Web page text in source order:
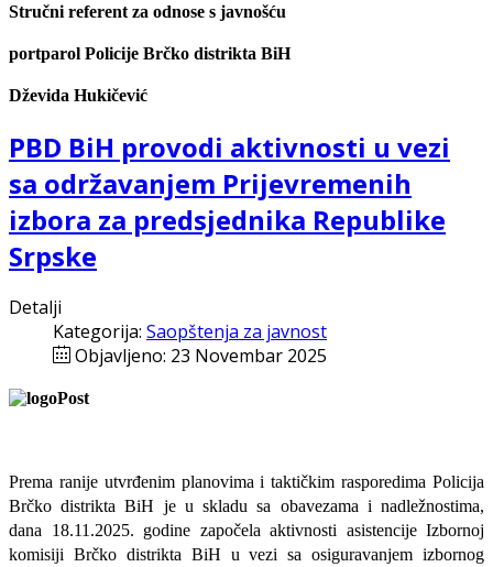
Stručni referent za odnose s javnošću
portparol Policije Brčko distrikta BiH
Dževida Hukičević
PBD BiH provodi aktivnosti u vezi
sa održavanjem Prijevremenih
izbora za predsjednika Republike
Srpske
Detalji
Kategorija: Saopštenja za javnost
Objavljeno: 23 Novembar 2025
Prema ranije utvrđenim planovima i taktičkim rasporedima Policija
Brčko distrikta BiH je u skladu sa obavezama i nadležnostima,
dana ­­­­18.11.2025. godine započela aktivnosti asistencije Izbornoj
komisiji Brčko distrikta BiH u vezi sa osiguravanjem izbornog